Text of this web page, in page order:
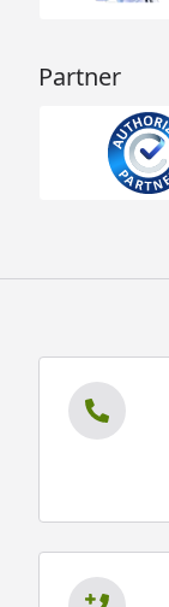
Partner